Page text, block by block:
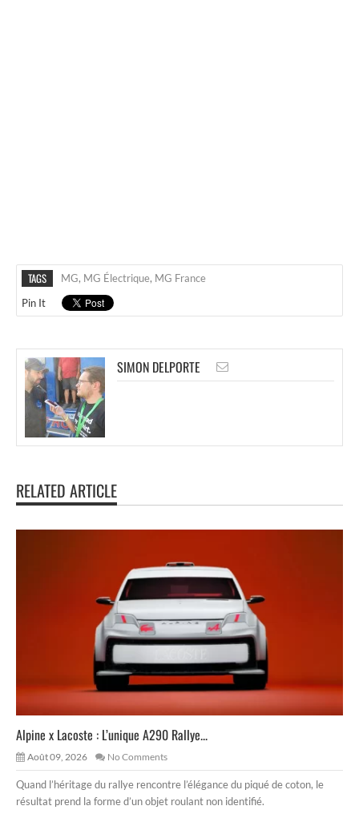
TAGS MG, MG Électrique, MG France
Pin It
SIMON DELPORTE
RELATED ARTICLE
Alpine x Lacoste : L’unique A290 Rallye...
Août 09, 2026 No Comments
Quand l’héritage du rallye rencontre l’élégance du piqué de coton, le
résultat prend la forme d’un objet roulant non identifié.